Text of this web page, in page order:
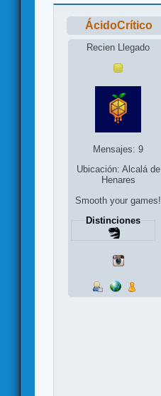
ÁcidoCrítico
Recien Llegado
Mensajes: 9
Ubicación: Alcalá de
Henares
Smooth your games!
Distinciones